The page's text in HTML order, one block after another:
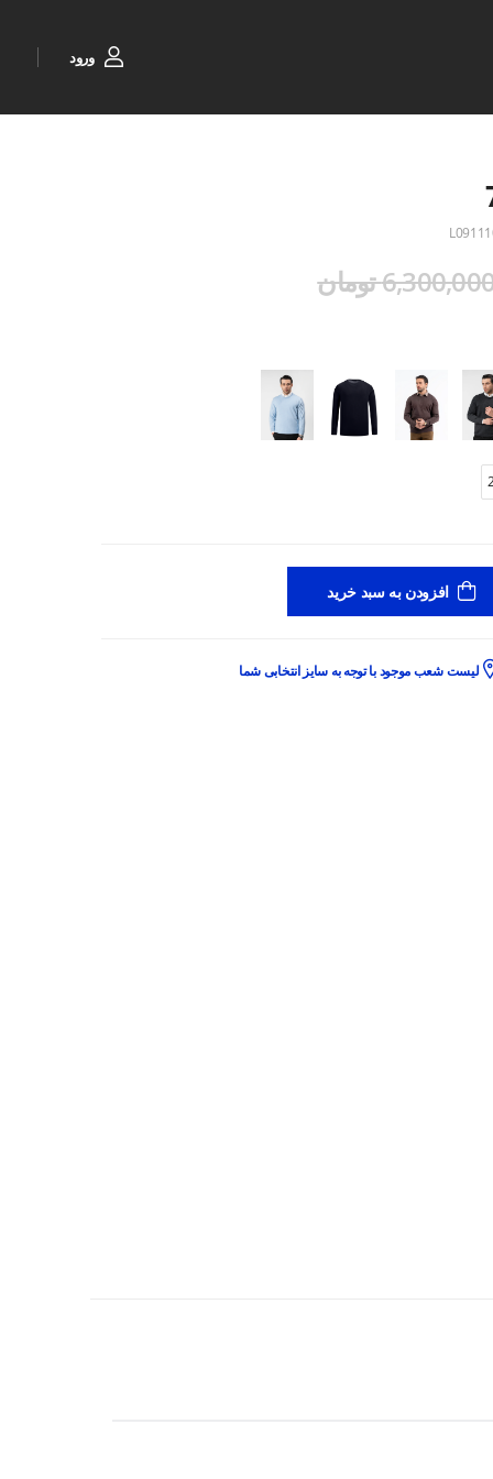
ورود
تومان
افزودن به سبد خرید
لیست شعب موجود با توجه به سایز انتخابی شما